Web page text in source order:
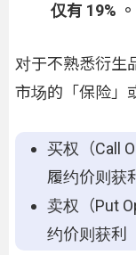
仅有 19% 。
对于不熟悉衍生
市场的「保险」
买权（Call
履约价则获
卖权（Put
约价则获利